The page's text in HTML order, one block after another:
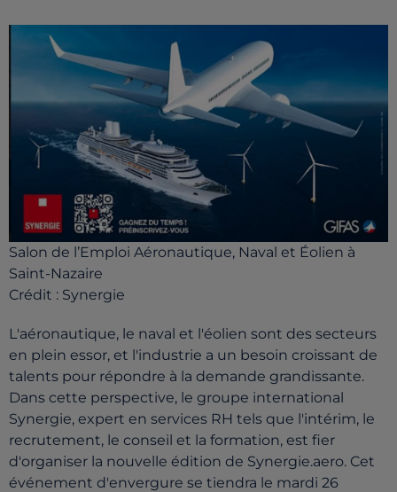
Salon de l’Emploi Aéronautique, Naval et Éolien à
Saint-Nazaire
Crédit : Synergie
L'aéronautique, le naval et l'éolien sont des secteurs
en plein essor, et l'industrie a un besoin croissant de
talents pour répondre à la demande grandissante.
Dans cette perspective, le groupe international
Synergie, expert en services RH tels que l'intérim, le
recrutement, le conseil et la formation, est fier
d'organiser la nouvelle édition de Synergie.aero. Cet
événement d'envergure se tiendra le mardi 26